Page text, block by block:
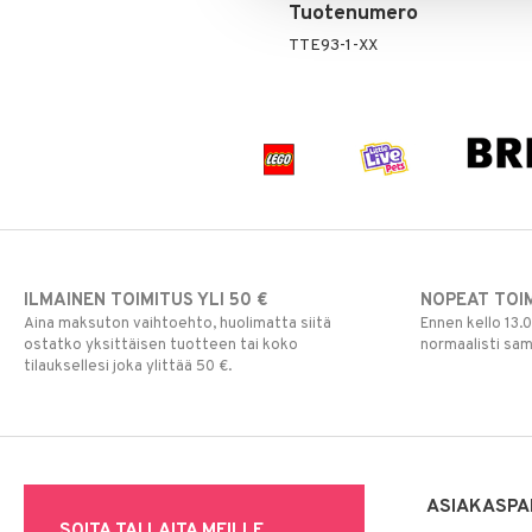
Tuotenumero
TTE93-1-XX
ILMAINEN TOIMITUS YLI 50 €
Aina maksuton vaihtoehto, huolimatta siitä
ostatko yksittäisen tuotteen tai koko
tilauksellesi joka ylittää 50 €.
NOPEAT
Ennen kello
normaalisti